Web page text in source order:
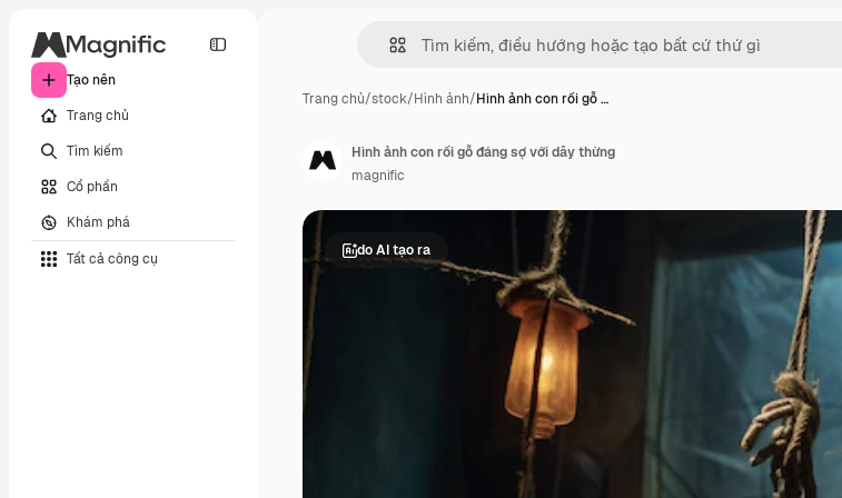
Tạo nên
Trang chủ
Tìm kiếm
Cổ phần
Khám phá
Tất cả công cụ
Trang chủ/stock/Hình ảnh/Hình ảnh con rối gỗ …
do AI tạo ra
Hình ảnh con rối gỗ đáng sợ với dây thừng
magnific